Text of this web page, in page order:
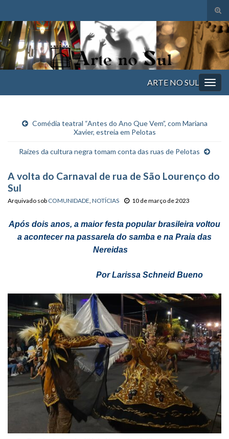
de
Search for:
ARTE NO SUL
Comédia teatral “Antes do Ano Que Vem”, com Mariana
Xavier, estreia em Pelotas
Raízes da cultura negra tomam conta das ruas de Pelotas
A volta do Carnaval de rua de São Lourenço do
Sul
Arquivado sob COMUNIDADE NOTÍCIAS 10 de março de 2023
Após dois anos, a maior festa popular brasileira voltou
a acontecer na passarela do samba e na Praia das
Nereidas
Por Larissa Schneid Bueno